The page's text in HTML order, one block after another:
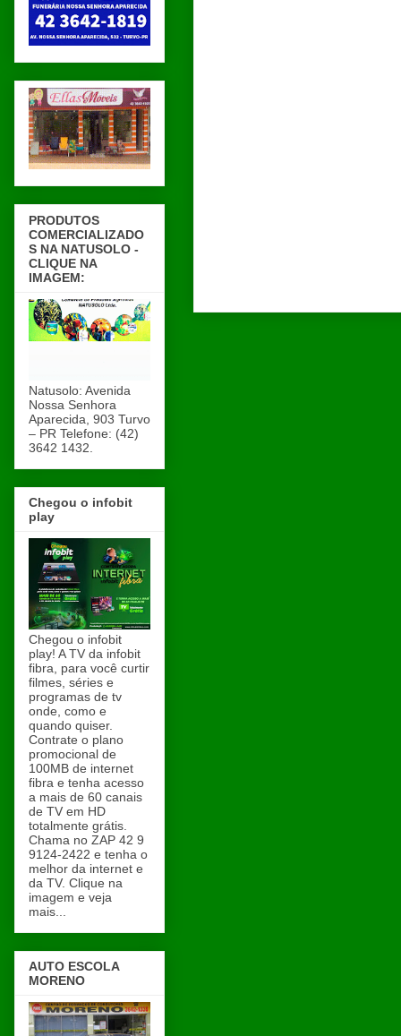
PRODUTOS
COMERCIALIZADO
S NA NATUSOLO -
CLIQUE NA
IMAGEM:
Natusolo: Avenida
Nossa Senhora
Aparecida, 903 Turvo
– PR Telefone: (42)
3642 1432.
Chegou o infobit
play
Chegou o infobit
play! A TV da infobit
fibra, para você curtir
filmes, séries e
programas de tv
onde, como e
quando quiser.
Contrate o plano
promocional de
100MB de internet
fibra e tenha acesso
a mais de 60 canais
de TV em HD
totalmente grátis.
Chama no ZAP 42 9
9124-2422 e tenha o
melhor da internet e
da TV. Clique na
imagem e veja
mais...
AUTO ESCOLA
MORENO